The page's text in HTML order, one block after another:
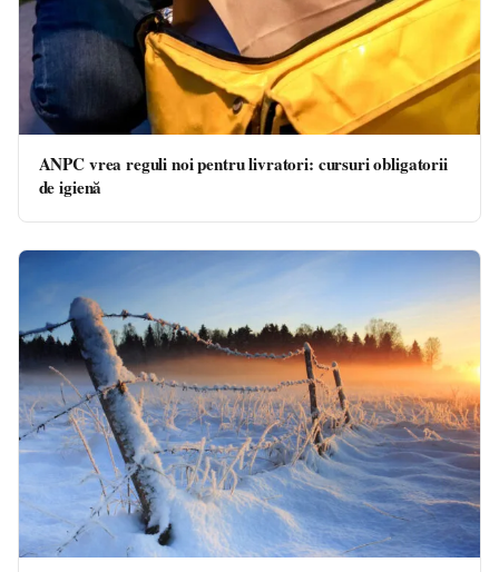
ANPC vrea reguli noi pentru livratori: cursuri obligatorii
de igienă